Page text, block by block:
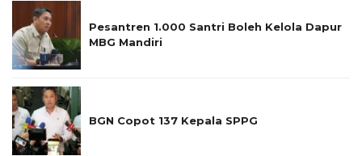
Pesantren 1.000 Santri Boleh Kelola Dapur
MBG Mandiri
BGN Copot 137 Kepala SPPG